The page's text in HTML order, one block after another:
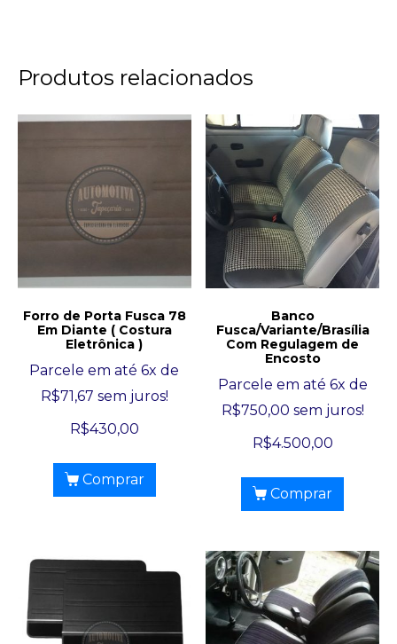
Produtos relacionados
Forro de Porta Fusca 78
Em Diante ( Costura
Eletrônica )
Parcele em até 6x de
R$71,67 sem juros!
R$430,00
Comprar
Banco
Fusca/Variante/Brasília
Com Regulagem de
Encosto
Parcele em até 6x de
R$750,00 sem juros!
R$4.500,00
Comprar